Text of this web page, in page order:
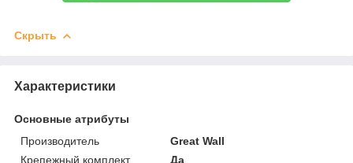
Скрыть
Характеристики
Основные атрибуты
Производитель
Great Wall
Крепежный комплект
Да